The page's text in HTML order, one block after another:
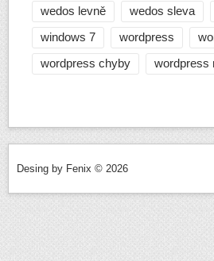
wedos levně wedos sleva
windows 7 wordpress
wordpress chyby wordpress
Desing by Fenix © 2026